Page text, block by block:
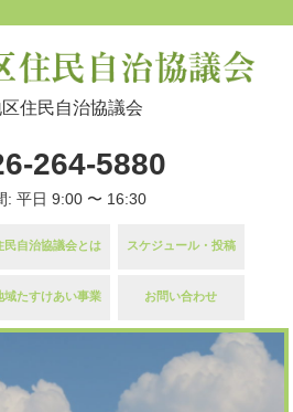
住民自治協議会
264-5880
: 平日 9:00 〜 16:30
民自治協議会とは スケジュール・投稿
域たすけあい事業 お問い合わせ